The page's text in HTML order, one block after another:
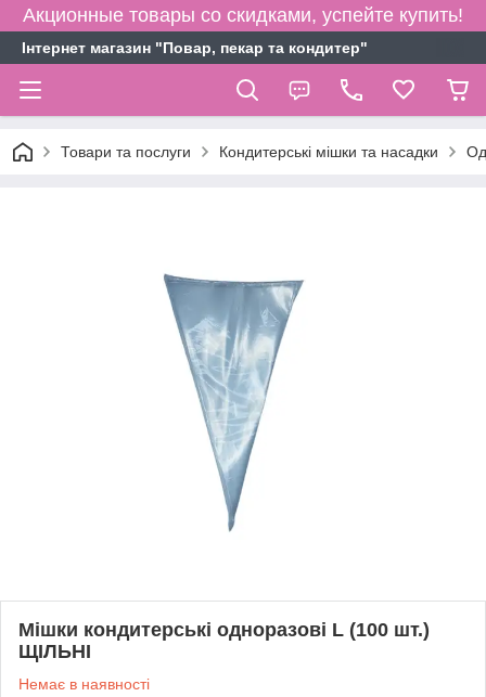
Акционные товары со скидками, успейте купить!
Інтернет магазин "Повар, пекар та кондитер"
Товари та послуги Кондитерські мішки та насадки
Мішки кондитерські одноразові L (100 шт.)
ЩІЛЬНІ
Немає в наявності